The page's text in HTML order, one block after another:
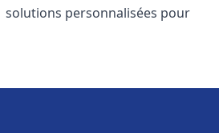
solutions personnalisées pour